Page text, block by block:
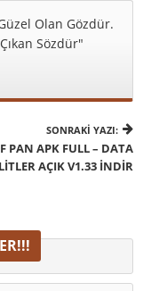
Olan Gözdür.
Sözdür"
SONRAKI YAZI:
PAN APK FULL – DATA
AÇIK V1.33 İNDIR